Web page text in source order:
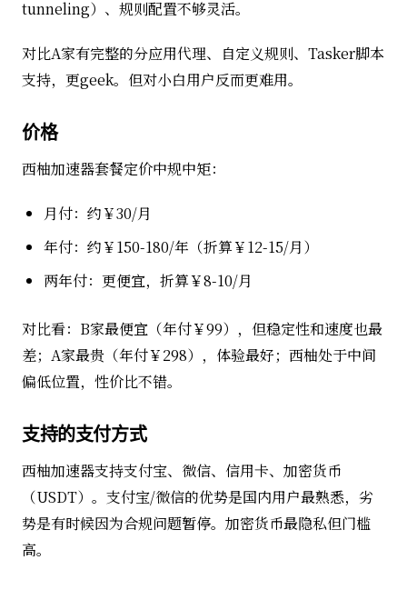
tunneling）、规则配置不够灵活。
对比A家有完整的分应用代理、自定义规则、Tasker脚本
支持，更geek。但对小白用户反而更难用。
价格
西柚加速器套餐定价中规中矩：
月付：约￥30/月
年付：约￥150-180/年（折算￥12-15/月）
两年付：更便宜，折算￥8-10/月
对比看：B家最便宜（年付￥99），但稳定性和速度也最
差；A家最贵（年付￥298），体验最好；西柚处于中间
偏低位置，性价比不错。
支持的支付方式
西柚加速器支持支付宝、微信、信用卡、加密货币
（USDT）。支付宝/微信的优势是国内用户最熟悉，劣
势是有时候因为合规问题暂停。加密货币最隐私但门槛
高。